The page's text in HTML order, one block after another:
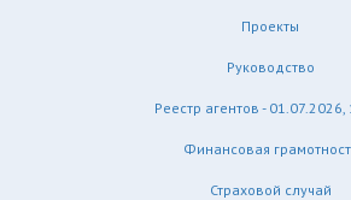
Проекты
Руководство
Реестр агентов - 01.07.2026,
Финансовая
Страховой случай